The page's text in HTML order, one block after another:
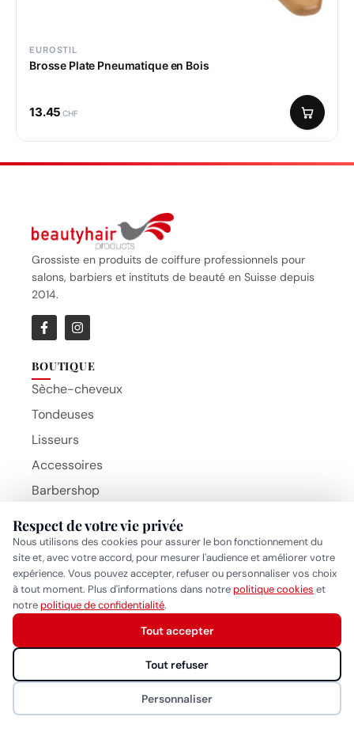
EUROSTIL
Brosse Plate Pneumatique en Bois
13.45 CHF
Grossiste en produits de coiffure professionnels pour
salons, barbiers et instituts de beauté en Suisse depuis
2014.
BOUTIQUE
Sèche-cheveux
Tondeuses
Lisseurs
Accessoires
Barbershop
BaByliss Pro
Gammapiu
Eurostil
Respect de votre vie privée
Nous utilisons des cookies pour assurer le bon fonctionnement du
site et, avec votre accord, pour mesurer l'audience et améliorer votre
expérience. Vous pouvez accepter, refuser ou personnaliser vos choix
à tout moment. Plus d'informations dans notrepolitique cookies et
notrepolitique de confidentialité.
Personnaliser
Tout refuser
Tout accepter
Beauty Hair Products
Réponse généralement sous quelques heures
Démarrer la conversation